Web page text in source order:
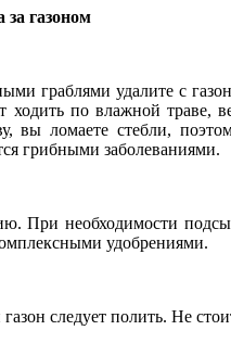
за газоном
граблями удалите с
ходить по влажной траве,
вы ломаете стебли,
грибными заболеваниями.
При необходимости
удобрениями.
следует полить. Не